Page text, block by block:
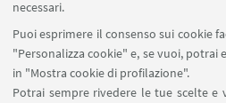
necessari.
Puoi esprimere il consenso sui cookie
"Personalizza cookie" e, se vuoi, potrai
in "Mostra cookie di profilazione".
Potrai sempre rivedere le tue scelte e
SEGUI